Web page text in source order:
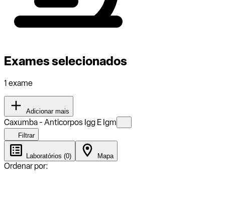
Exames selecionados
1 exame
Adicionar mais
Caxumba - Anticorpos Igg E Igm
Filtrar
Laboratórios (0) Mapa
Ordenar por: